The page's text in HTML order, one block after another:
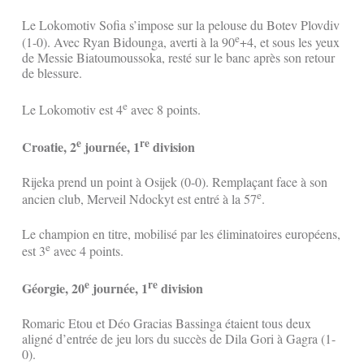
Le Lokomotiv Sofia s’impose sur la pelouse du Botev Plovdiv
(1-0). Avec Ryan Bidounga, averti à la 90e+4, et sous les yeux
de Messie Biatoumoussoka, resté sur le banc après son retour
de blessure.
Le Lokomotiv est 4e avec 8 points.
Croatie, 2e journée, 1re division
Rijeka prend un point à Osijek (0-0). Remplaçant face à son
ancien club, Merveil Ndockyt est entré à la 57e.
Le champion en titre, mobilisé par les éliminatoires européens,
est 3e avec 4 points.
Géorgie, 20e journée, 1re division
Romaric Etou et Déo Gracias Bassinga étaient tous deux
aligné d’entrée de jeu lors du succès de Dila Gori à Gagra (1-
0).